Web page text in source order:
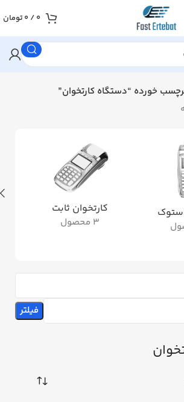
0
/
0 تومان
خورده “دستگاه کارتخوان”
کارتخوان ثابت
3 محصول
فیلتر